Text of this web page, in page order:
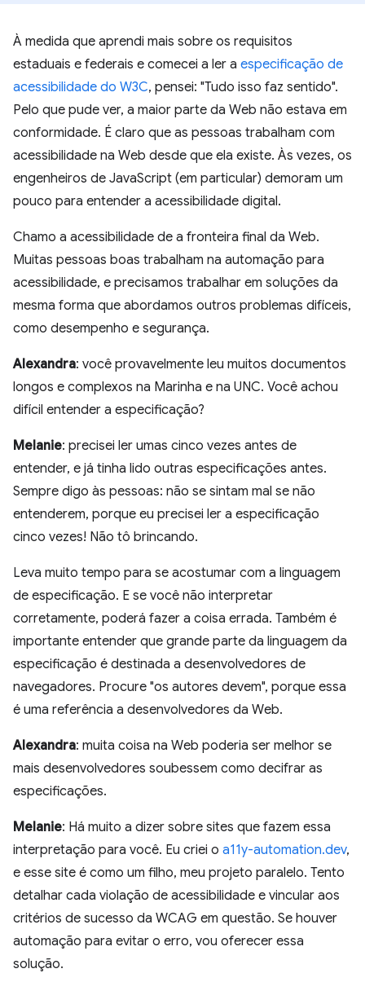
À medida que aprendi mais sobre os requisitos
estaduais e federais e comecei a ler a especificação de
acessibilidade do W3C, pensei: "Tudo isso faz sentido".
Pelo que pude ver, a maior parte da Web não estava em
conformidade. É claro que as pessoas trabalham com
acessibilidade na Web desde que ela existe. Às vezes, os
engenheiros de JavaScript (em particular) demoram um
pouco para entender a acessibilidade digital.
Chamo a acessibilidade de a fronteira final da Web.
Muitas pessoas boas trabalham na automação para
acessibilidade, e precisamos trabalhar em soluções da
mesma forma que abordamos outros problemas difíceis,
como desempenho e segurança.
Alexandra: você provavelmente leu muitos documentos
longos e complexos na Marinha e na UNC. Você achou
difícil entender a especificação?
Melanie: precisei ler umas cinco vezes antes de
entender, e já tinha lido outras especificações antes.
Sempre digo às pessoas: não se sintam mal se não
entenderem, porque eu precisei ler a especificação
cinco vezes! Não tô brincando.
Leva muito tempo para se acostumar com a linguagem
de especificação. E se você não interpretar
corretamente, poderá fazer a coisa errada. Também é
importante entender que grande parte da linguagem da
especificação é destinada a desenvolvedores de
navegadores. Procure "os autores devem", porque essa
é uma referência a desenvolvedores da Web.
Alexandra: muita coisa na Web poderia ser melhor se
mais desenvolvedores soubessem como decifrar as
especificações.
Melanie: Há muito a dizer sobre sites que fazem essa
interpretação para você. Eu criei o a11y-automation.dev,
e esse site é como um filho, meu projeto paralelo. Tento
detalhar cada violação de acessibilidade e vincular aos
critérios de sucesso da WCAG em questão. Se houver
automação para evitar o erro, vou oferecer essa
solução.